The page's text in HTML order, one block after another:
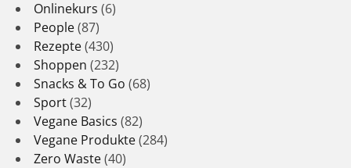
Onlinekurs (6)
People(87)
Rezepte(430)
Shoppen (232)
Snacks & To Go (68)
Sport(32)
Vegane Basics (82)
Vegane Produkte(284)
Zero Waste(40)